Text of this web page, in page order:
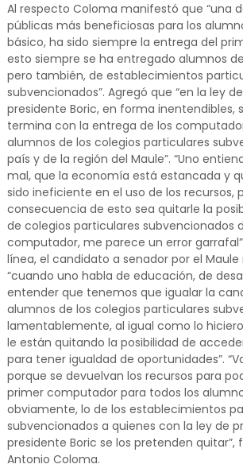
Al respecto Coloma manifestó que “una
públicas más beneficiosas para los
básico, ha sido siempre la entrega del
esto siempre se ha entregado alumnos
pero también, de establecimientos
subvencionados”. Agregó que “en la ley
presidente Boric, en forma inentendibles,
termina con la entrega de los
alumnos de los colegios particulares
país y de la región del Maule”. “Uno
mal, que la economía está estancada y
sido ineficiente en el uso de los recursos,
consecuencia de esto sea quitarle la
de colegios particulares subvencionados
computador, me parece un error
línea, el candidato a senador por el
“cuando uno habla de educación, de
entender que tenemos que igualar la
alumnos de los colegios particulares
lamentablemente, al igual como lo
le están quitando la posibilidad de
para tener igualdad de oportunidades”.
porque se devuelvan los recursos para
primer computador para todos los
obviamente, lo de los establecimientos
subvencionados a quienes con la ley de
presidente Boric se los pretenden quitar”,
Antonio Coloma.